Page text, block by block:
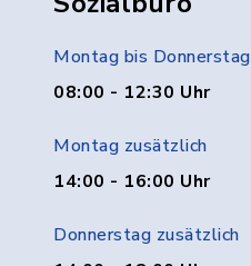
Montag bis Donnerstag
08:00 - 12:30 Uhr
Montag zusätzlich
14:00 - 16:00 Uhr
Donnerstag zusätzlich